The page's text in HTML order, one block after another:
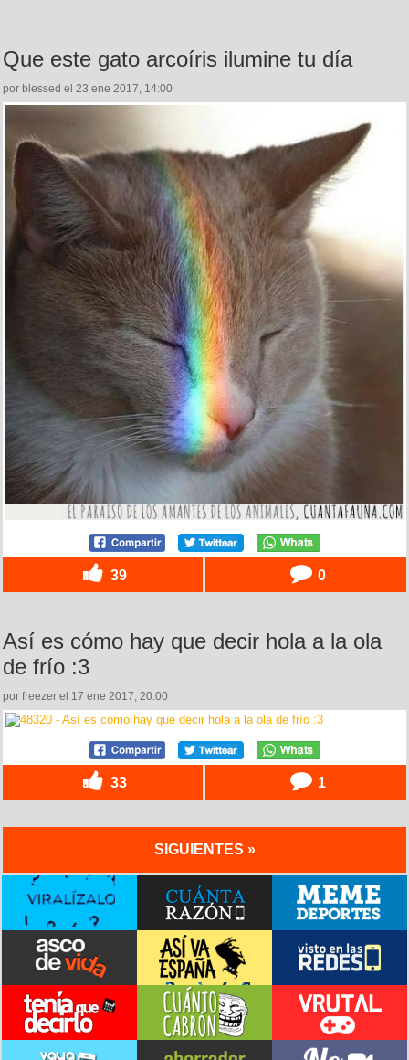
Que este gato arcoíris ilumine tu día
por blessed el 23 ene 2017, 14:00
39 0
Así es cómo hay que decir hola a la ola
de frío :3
por freezer el 17 ene 2017, 20:00
33 1
SIGUIENTES »